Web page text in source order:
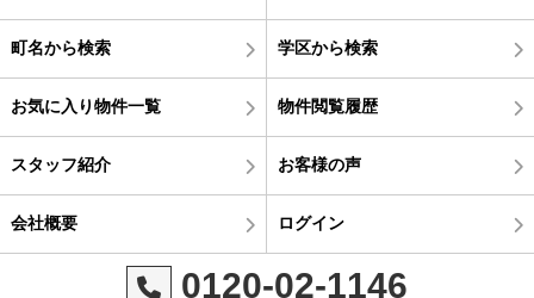
町名から検索 学区から検索
お気に入り物件一覧 物件閲覧履歴
スタッフ紹介 お客様の声
会社概要 ログイン
0120-02-1146